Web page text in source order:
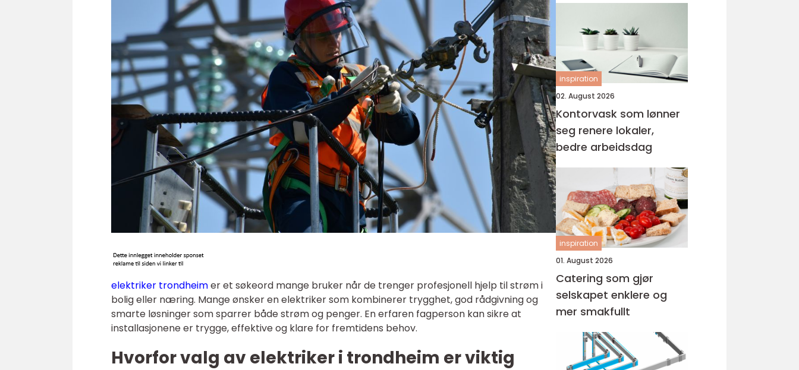
elektriker trondheimer et søkeord mange bruker når de trenger profesjonell hjelp til strøm i
bolig eller næring. Mange ønsker en elektriker som kombinerer trygghet, god rådgivning og
smarte løsninger som sparrer både strøm og penger. En erfaren fagperson kan sikre at
installasjonene er trygge, effektive og klare for fremtidens behov.
Hvorfor valg av elektriker i trondheim er viktig
inspiration
02. August 2026
Kontorvask som lønner
seg renere lokaler,
bedre arbeidsdag
inspiration
01. August 2026
Catering som gjør
selskapet enklere og
mer smakfullt